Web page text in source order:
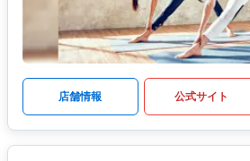
店舗情報 公式サイト